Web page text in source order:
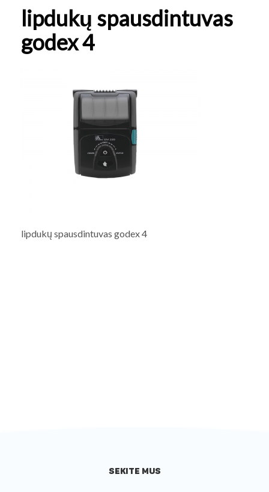
lipdukų spausdintuvas
godex 4
lipdukų spausdintuvas godex 4
SEKITE MUS